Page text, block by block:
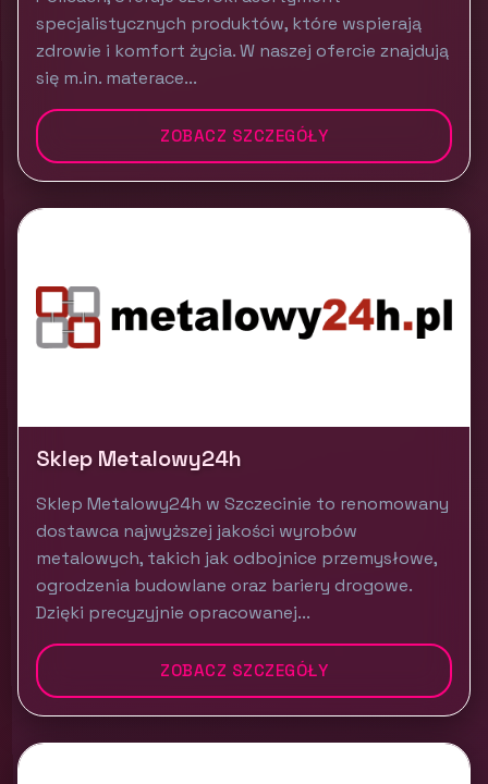
specjalistycznych produktów, które wspierają
zdrowie i komfort życia. W naszej ofercie znajdują
się m.in. materace...
ZOBACZ SZCZEGÓŁY
Sklep Metalowy24h
Sklep Metalowy24h w Szczecinie to renomowany
dostawca najwyższej jakości wyrobów
metalowych, takich jak odbojnice przemysłowe,
ogrodzenia budowlane oraz bariery drogowe.
Dzięki precyzyjnie opracowanej...
ZOBACZ SZCZEGÓŁY